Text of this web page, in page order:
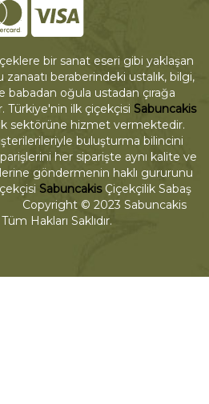
bir sanat eseri gibi yaklaşan
zanaatı beraberindeki ustalık, bilgi,
babadan oğula ustadan çırağa
Türkiye'nin ilk çiçekçisi Sabuncakis
sektörüne hizmet vermektedir.
buluşturma bilincini
her siparişte aynı kalite ve
göndermenin haklı gururunu
SabuncakisÇiçekçilik Sabaş
© 2023 Sabuncakis
Hakları Saklıdır.